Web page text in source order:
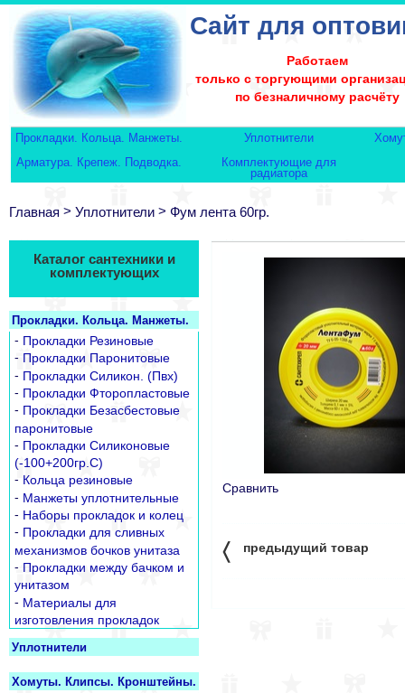
Сайт для
Работаем
только с торгующими
по безналичному расчёту
Прокладки. Кольца. Манжеты. Уплотнители
Арматура. Крепеж. Подводка.
Комплектующие для
радиатора
Главная > Уплотнители > Фум лента 60гр.
Сравнить
〈 предыдущий товар
Каталог сантехники и
комплектующих
Прокладки. Кольца. Манжеты.
- Прокладки Резиновые
- Прокладки Паронитовые
- Прокладки Силикон. (Пвх)
- Прокладки Фторопластовые
- Прокладки Безасбестовые
паронитовые
- Прокладки Силиконовые
(-100+200гр.С)
- Кольца резиновые
- Манжеты уплотнительные
- Наборы прокладок и колец
- Прокладки для сливных
механизмов бочков унитаза
- Прокладки между бачком и
унитазом
- Материалы для
изготовления прокладок
Уплотнители
Хомуты. Клипсы. Кронштейны.